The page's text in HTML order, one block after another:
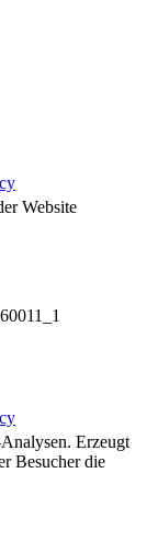
Website
Erzeugt
Besucher die